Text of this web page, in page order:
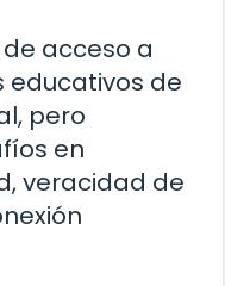
acceso a
educativos de
pero
en
veracidad de